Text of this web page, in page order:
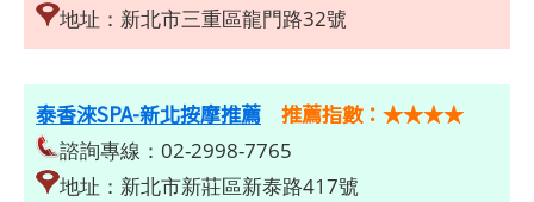
地址：新北市三重區龍門路32號
泰香淶SPA-新北按摩推薦 推薦指數：★★★★
諮詢專線：02-2998-7765
地址：新北市新莊區新泰路417號